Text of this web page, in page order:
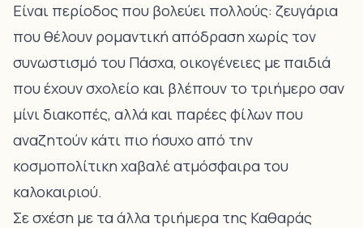
Είναι περίοδος που βολεύει πολλούς: ζευγάρια
που θέλουν ρομαντική απόδραση χωρίς τον
συνωστισμό του Πάσχα, οικογένειες με παιδιά
που έχουν σχολείο και βλέπουν το τριήμερο σαν
μίνι διακοπές, αλλά και παρέες φίλων που
αναζητούν κάτι πιο ήσυχο από την
κοσμοπολίτικη χαβαλέ ατμόσφαιρα του
καλοκαιριού.
Σε σχέση με τα άλλα τριήμερα της Καθαράς